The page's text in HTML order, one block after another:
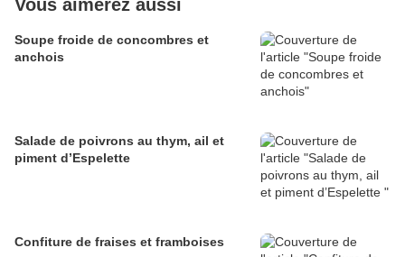
Vous aimerez aussi
Soupe froide de concombres et
anchois
Salade de poivrons au thym, ail et
piment d’Espelette
Confiture de fraises et framboises